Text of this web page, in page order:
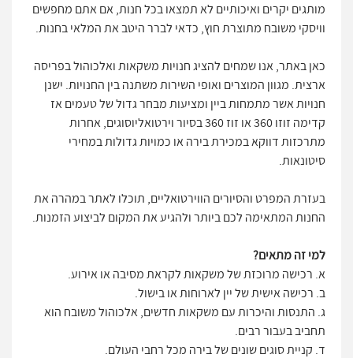
מותגים יקרים ואיכותיים לא תמצאו בכל חנות, אם אתם מחפשים
וויסקי משובח מתוצרת חוץ, כדאי לברר היטב את המלאי בחנות.
כאן באתר, אנו שמחים להציג חנויות משקאות ואלכוהול בפריסה
ארצית. מגוון המוצרים ואופי השירות משתנה בין החנויות. ישנן
חנויות אשר מתמחות ביין ומציעות מבחר גדול של טעמים אז
קדימה זוזו 360 או זוז 360 בסיור וירטואליוסוגים, אחרות
מתרכזות דווקא במכירת בירה או כמויות גדולות במחירי
סיטונאות.
בעזרת המפרט והסיורים הווירטואליים, תוכלו לאתר במהרה את
החנות המתאימה לכם ביותר ולהגיע את המקום לביצוע הזמנות.
למי זה מתאים?
א. רכישה מרוכזת של משקאות לקראת מסיבה או אירוע.
ב. רכישה אישית של יין לארוחות או בישול.
ג. התנסות והיכרות עם משקאות חדשים, אלכוהול משובח הוא
תחביב בעבור רבים.
ד. קניית סוגים שונים של בירה מכל רחבי העולם.